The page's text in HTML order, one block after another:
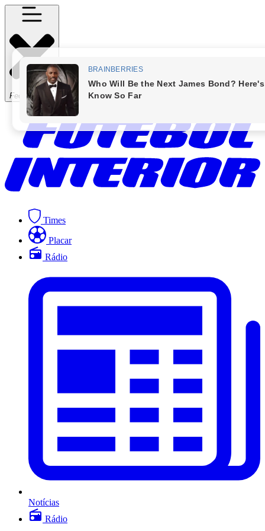
Fechar Menu
Times
Placar
Rádio
Notícias
Rádio